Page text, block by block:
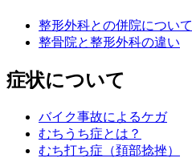
整形外科との併院について
整骨院と整形外科の違い
症状について
バイク事故によるケガ
むちうち症とは？
むち打ち症（頚部捻挫）